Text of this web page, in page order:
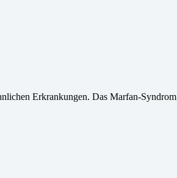
Erkrankungen. Das Marfan-